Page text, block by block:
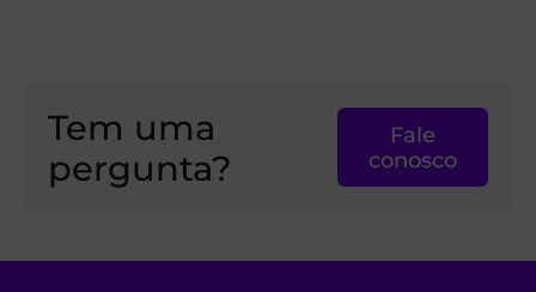
Tem uma
pergunta?
Fale
conosco